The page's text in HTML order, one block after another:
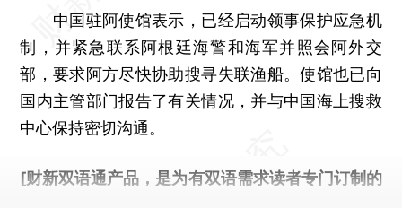
中国驻阿使馆表示，已经启动领事保护应急机
制，并紧急联系阿根廷海警和海军并照会阿外交
部，要求阿方尽快协助搜寻失联渔船。使馆也已向
国内主管部门报告了有关情况，并与中国海上搜救
中心保持密切沟通。
[财新双语通产品，是为有双语需求读者专门订制的